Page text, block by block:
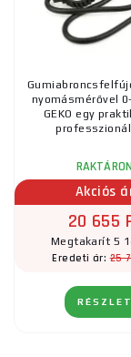
nyomásmérővel
GEKO egy
RAKTÁRON
Akciós
20 655
Megtakarít 5
Eredeti ár:25
RÉSZLET